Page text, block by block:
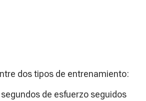
dos tipos de entrenamiento:
de esfuerzo seguidos